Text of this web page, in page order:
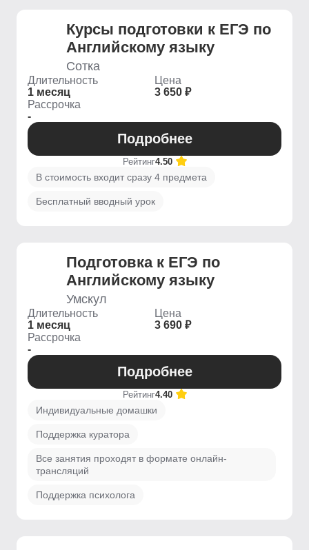
Курсы подготовки к ЕГЭ по
Английскому языку
Сотка
Длительность
1 месяц
Цена
3 650 ₽
Рассрочка
-
Подробнее
Рейтинг4.50
В стоимость входит сразу 4 предмета
Бесплатный вводный урок
Подготовка к ЕГЭ по
Английскому языку
Умскул
Длительность
1 месяц
Цена
3 690 ₽
Рассрочка
-
Подробнее
Рейтинг4.40
Индивидуальные домашки
Поддержка куратора
Все занятия проходят в формате онлайн-
трансляций
Поддержка психолога